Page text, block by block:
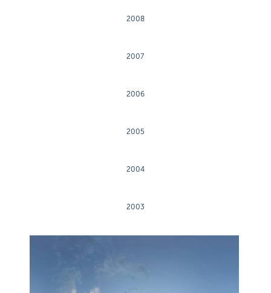
2008
2007
2006
2005
2004
2003